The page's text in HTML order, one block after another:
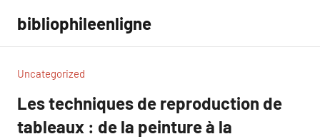
contenu
bibliophileenligne
Uncategorized
Les techniques de reproduction de
tableaux : de la peinture à la